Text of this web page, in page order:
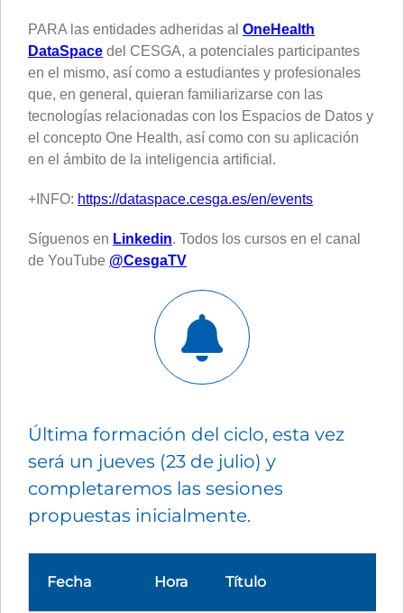
PARA las entidades adheridas al OneHealth
DataSpace del CESGA, a potenciales participantes
en el mismo, así como a estudiantes y profesionales
que, en general, quieran familiarizarse con las
tecnologías relacionadas con los Espacios de Datos y
el concepto One Health, así como con su aplicación
en el ámbito de la inteligencia artificial.
+INFO: https://dataspace.cesga.es/en/events
Síguenos en Linkedin. Todos los cursos en el canal
de YouTube @CesgaTV
Última formación del ciclo, esta vez
será un jueves (23 de julio) y
completaremos las sesiones
propuestas inicialmente.
Fecha Hora Título